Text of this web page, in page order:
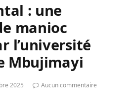
: une
manioc
l’université
Mbujimayi
2025
Aucun commentaire